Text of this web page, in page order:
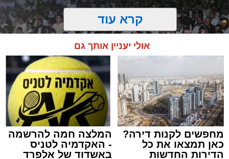
קרא עוד
אולי יעניין אותך גם
מחפשים לקנות דירה?
כאן תמצאו את כל
הדירות החדשות
המלצה חמה להרשמה
- האקדמיה לטניס
באשדוד של אלפרד